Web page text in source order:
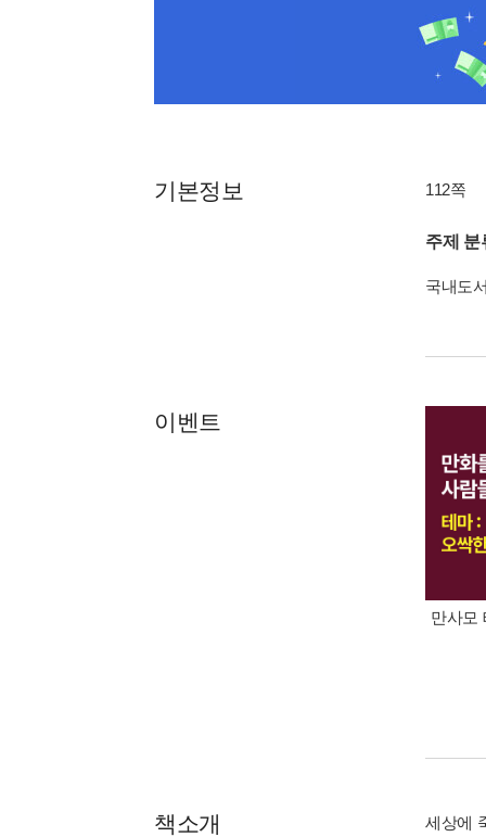
기본정보 112쪽
주제 분
국내도
이벤트
만사모
책소개
세상에